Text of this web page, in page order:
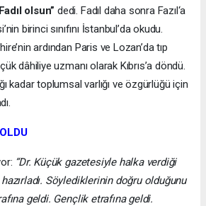
olsun” dedi. Fadıl daha sonra Fazıl‘a
birinci sınıfını İstanbul’da okudu.
ardından Paris ve Lozan’da tıp
dâhiliye uzmanı olarak Kıbrıs’a döndü.
kadar toplumsal varlığı ve özgürlüğü için
“Dr. Küçük gazetesiyle halka verdiği
Söylediklerinin doğru olduğunu
geldi. Gençlik etrafına geldi.